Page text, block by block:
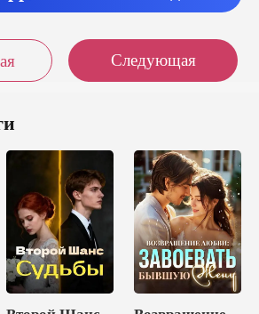
Следующая